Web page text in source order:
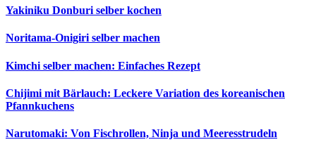
Yakiniku Donburi selber kochen
Noritama-Onigiri selber machen
Kimchi selber machen: Einfaches Rezept
Chijimi mit Bärlauch: Leckere Variation des koreanischen
Pfannkuchens
Narutomaki: Von Fischrollen, Ninja und Meeresstrudeln